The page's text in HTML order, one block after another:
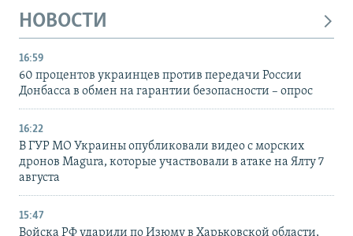
НОВОСТИ
16:59
60 процентов украинцев против передачи России
Донбасса в обмен на гарантии безопасности – опрос
16:22
В ГУР МО Украины опубликовали видео с морских
дронов Magura, которые участвовали в атаке на Ялту 7
августа
15:47
Войска РФ ударили по Изюму в Харьковской области,